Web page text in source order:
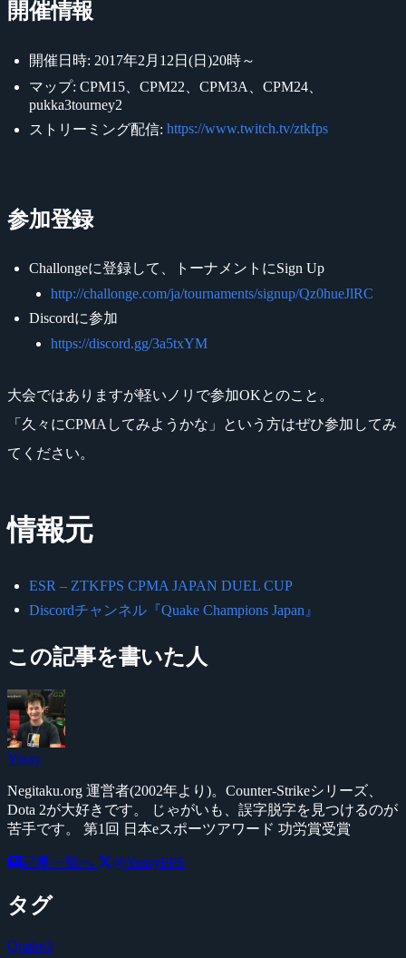
開催情報
開催日時: 2017年2月12日(日)20時～
マップ: CPM15、CPM22、CPM3A、CPM24、
pukka3tourney2
ストリーミング配信: https://www.twitch.tv/ztkfps
参加登録
Challongeに登録して、トーナメントにSign Up
http://challonge.com/ja/tournaments/signup/Qz0hueJlRC
Discordに参加
https://discord.gg/3a5txYM
大会ではありますが軽いノリで参加OKとのこと。
「久々にCPMAしてみようかな」という方はぜひ参加してみ
てください。
情報元
ESR – ZTKFPS CPMA JAPAN DUEL CUP
Discordチャンネル『Quake Champions Japan』
この記事を書いた人
Yossy
Negitaku.org 運営者(2002年より)。Counter-Strikeシリーズ、
Dota 2が大好きです。 じゃがいも、誤字脱字を見つけるのが
苦手です。 第1回 日本eスポーツアワード 功労賞受賞
記事一覧へ @YossyFPS
タグ
Quake3